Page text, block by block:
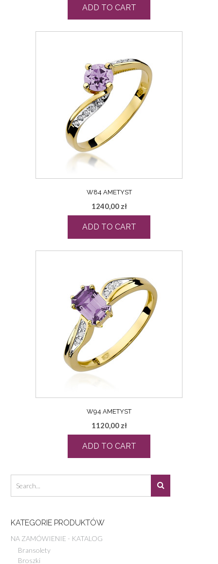
ADD TO CART
W84 AMETYST
1240,00 zł
ADD TO CART
W94 AMETYST
1120,00 zł
ADD TO CART
KATEGORIE PRODUKTÓW
NA ZAMÓWIENIE - KATALOG
Bransolety
Broszki